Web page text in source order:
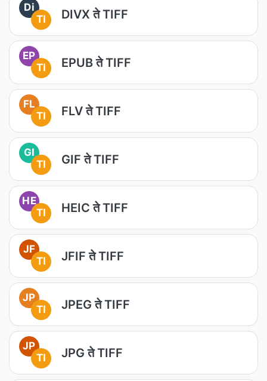
Di
TI
DIVX ते TIFF
EP
TI
EPUB ते TIFF
FL
TI
FLV ते TIFF
GI
TI
GIF ते TIFF
HE
TI
HEIC ते TIFF
JF
TI
JFIF ते TIFF
JP
TI
JPEG ते TIFF
JP
TI
JPG ते TIFF